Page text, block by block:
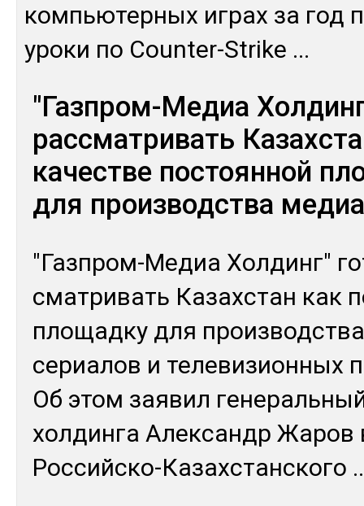
компь­ютер­ных иг­рах за год
уро­ки по Counter-Strike ...
"Газпром-Медиа
рассматривать
качестве постоянной
для производства
"Газ­пром-Ме­диа Хол­динг"
смат­ри­вать Ка­зах­стан как
пло­щад­ку для
се­риа­лов и те­леви­зион­ных
Об этом зая­вил
хол­дин­га Алек­сандр Жа­ров
Рос­сий­ско-Ка­зах­станско­го